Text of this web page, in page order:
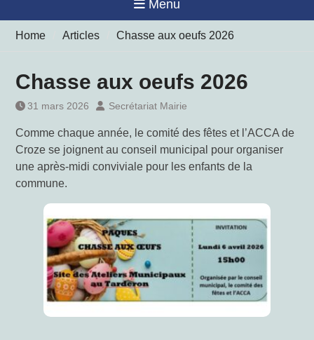
Menu
Home Articles Chasse aux oeufs 2026
Chasse aux oeufs 2026
31 mars 2026 Secrétariat Mairie
Comme chaque année, le comité des fêtes et l’ACCA de
Croze se joignent au conseil municipal pour organiser
une après-midi conviviale pour les enfants de la
commune.